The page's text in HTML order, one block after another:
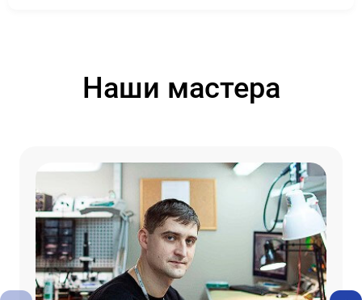
Наши мастера